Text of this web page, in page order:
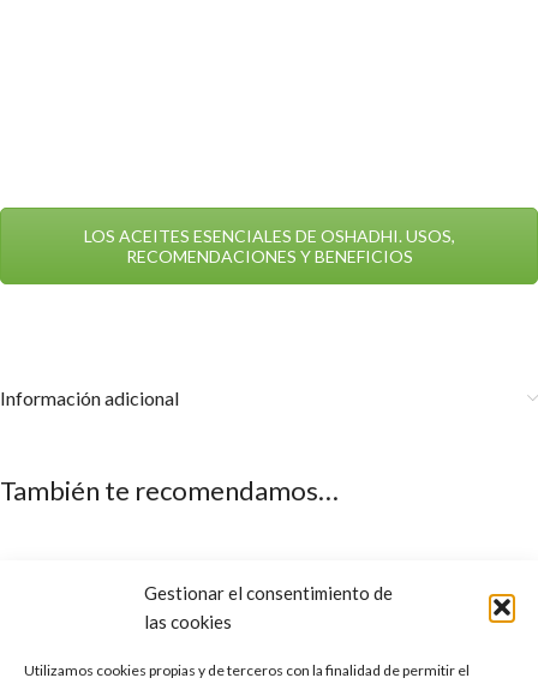
Gestionar el consentimiento de
las cookies
Utilizamos cookies propias y de terceros con la finalidad de permitir el
LOS ACEITES ESENCIALES DE OSHADHI. USOS,
RECOMENDACIONES Y BENEFICIOS
Información adicional
También te recomendamos…